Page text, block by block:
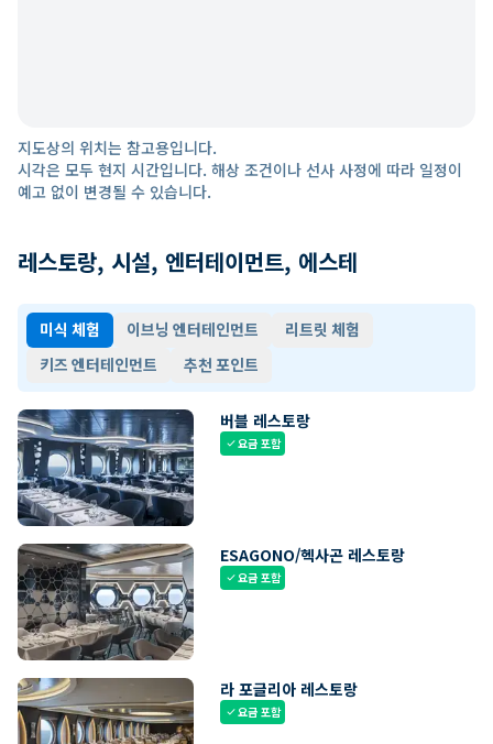
지도상의 위치는 참고용입니다.
시각은 모두 현지 시간입니다. 해상 조건이나 선사 사정에 따라 일정이
예고 없이 변경될 수 있습니다.
레스토랑, 시설, 엔터테이먼트, 에스테
미식 체험 이브닝 엔터테인먼트
리트릿 체험
키즈 엔터테인먼트
추천 포인트
버블 레스토랑
check요금 포함
ESAGONO/헥사곤 레스토랑
check요금 포함
라 포글리아 레스토랑
check요금 포함